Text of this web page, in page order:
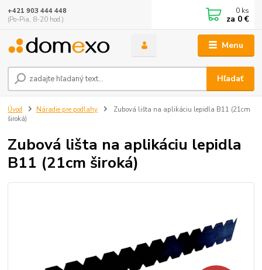
Menu
Hľadať
+421 903 444 448
(Po-Pia, 8-20 hod.)
0 ks
za 0 €
Úvod Náradie pre podlahy
Zubová lišta na aplikáciu lepidla B11 (21cm
široká)
Zubová lišta na aplikáciu lepidla
B11 (21cm široká)